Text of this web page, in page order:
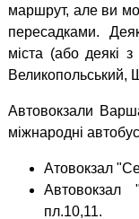
маршрут, але ви
пересадками.
міста (або деякі
Великопольський,
Автовокзали
міжнародні
Атовокзал
Автовокзал
пл.10,11.